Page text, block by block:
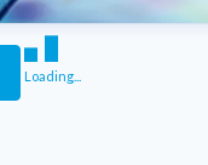
Loading...